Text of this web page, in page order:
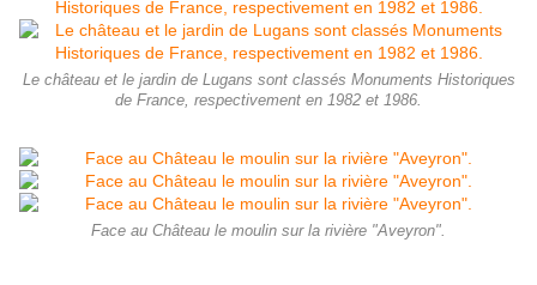
Le château et le jardin de Lugans sont classés Monuments Historiques
de France, respectivement en 1982 et 1986.
Face au Château le moulin sur la rivière "Aveyron".